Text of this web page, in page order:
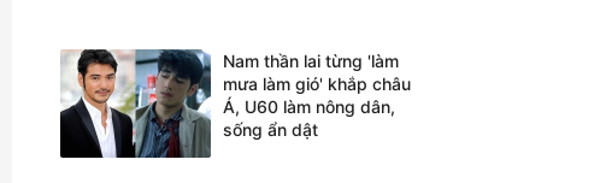
Nam thần lai từng 'làm
mưa làm gió' khắp châu
Á, U60 làm nông dân,
sống ẩn dật